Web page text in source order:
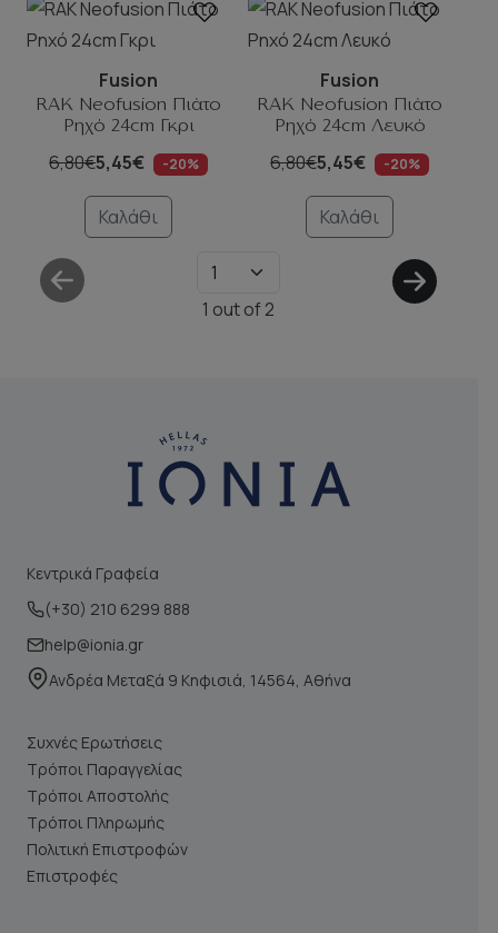
Fusion
RAK Neofusion Πιάτο
Ρηχό 24cm Γκρι
6,80€5,45€ -20%
Καλάθι
Fusion
RAK Neofusion Πιάτο
Ρηχό 24cm Λευκό
6,80€5,45€ -20%
Καλάθι
1 out of2
Κεντρικά Γραφεία
(+30) 210 6299 888
help@ionia.gr
Ανδρέα Μεταξά 9 Κηφισιά, 14564, Αθήνα
Συχνές Ερωτήσεις
Τρόποι Παραγγελίας
Τρόποι Αποστολής
Τρόποι Πληρωμής
Πολιτική Επιστροφών
Επιστροφές